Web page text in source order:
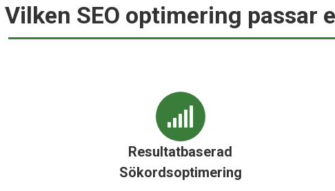
Vilken SEO optimering passar
Resultatbaserad
Sökordsoptimering